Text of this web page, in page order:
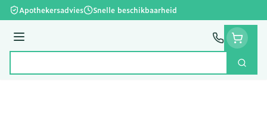
Ga naar de inhoud
Apothekersadvies Snelle beschikbaarheid
Menu
Zoek